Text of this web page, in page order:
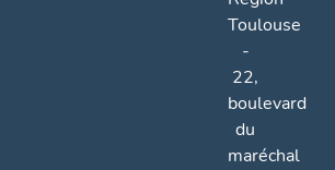
Toulouse
-
22,
boulevard
du
maréchal